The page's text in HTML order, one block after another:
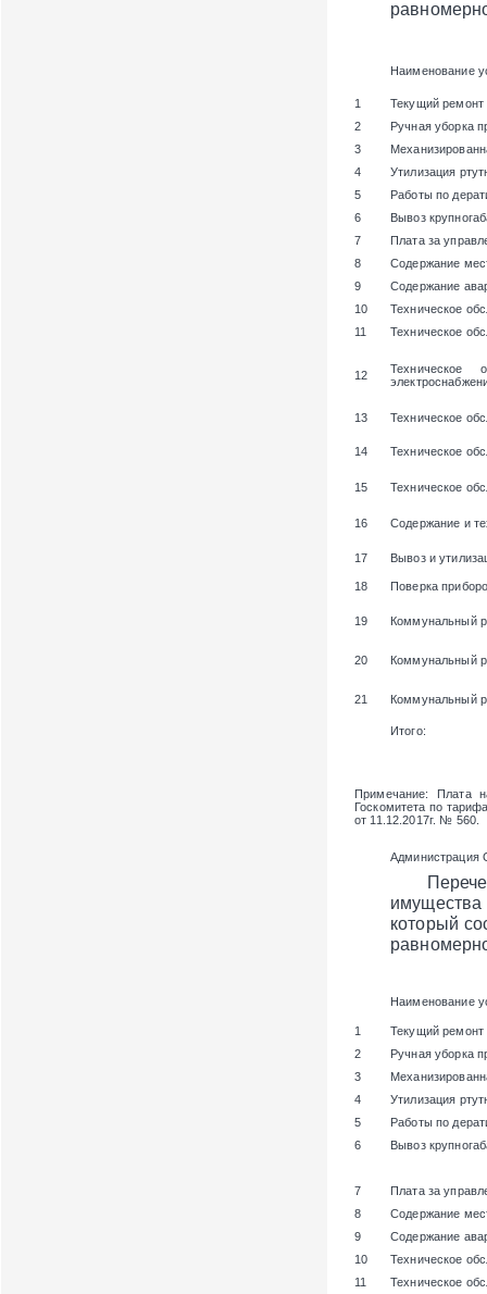
Наименование
1
Текущий ремонт
2
Ручная уборка
3
4
Утилизация
5
Работы по
6
Вывоз
7
Плата за
8
Содержание
9
Содержание
10
Техническое
11
Техническое
12
Техническое
13 Техническое
14 Техническое
15 Техническое
16 Содержание и
17 Вывоз и
18 Поверка
19 Коммунальный
20 Коммунальный
21 Коммунальный
Итого:
Примечание: Плата
Госкомитета по
от 11.12.2017г. № 560.
Администрация
имущества
который
Наименование
1
Текущий ремонт
2
Ручная уборка
3
4
Утилизация
5
Работы по
6
Вывоз
7
Плата за
8
Содержание
9
Содержание
10
Техническое
11
Техническое